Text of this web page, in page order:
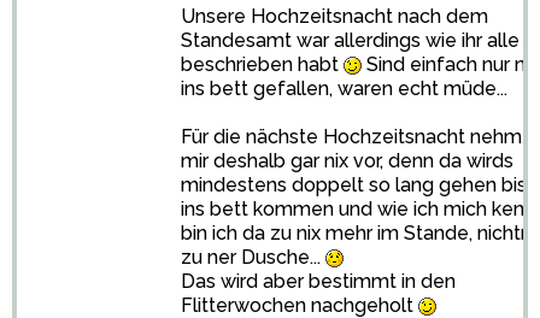
Unsere Hochzeitsnacht nach dem
Standesamt war allerdings wie ihr alle
beschrieben habt
Sind einfach nur
ins bett gefallen, waren echt müde...
Für die nächste Hochzeitsnacht nehm
mir deshalb gar nix vor, denn da wirds
mindestens doppelt so lang gehen bis
ins bett kommen und wie ich mich
bin ich da zu nix mehr im Stande,
zu ner Dusche...
Das wird aber bestimmt in den
Flitterwochen nachgeholt